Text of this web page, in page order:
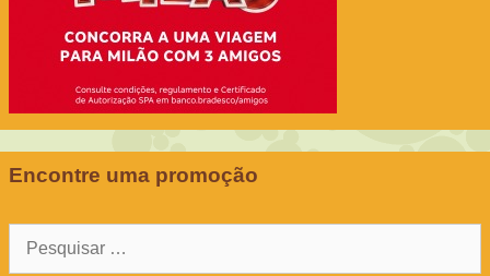
Encontre uma promoção
Pesquisar